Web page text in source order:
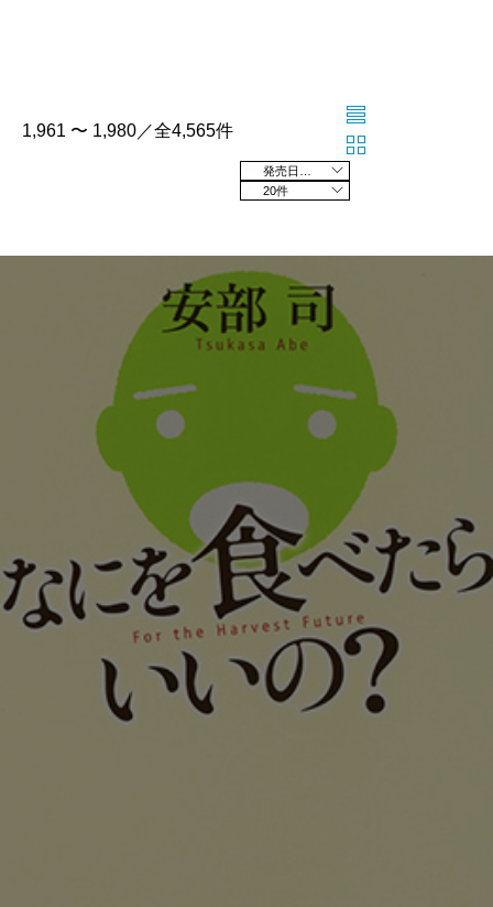
1,961 〜 1,980／全4,565件
20件